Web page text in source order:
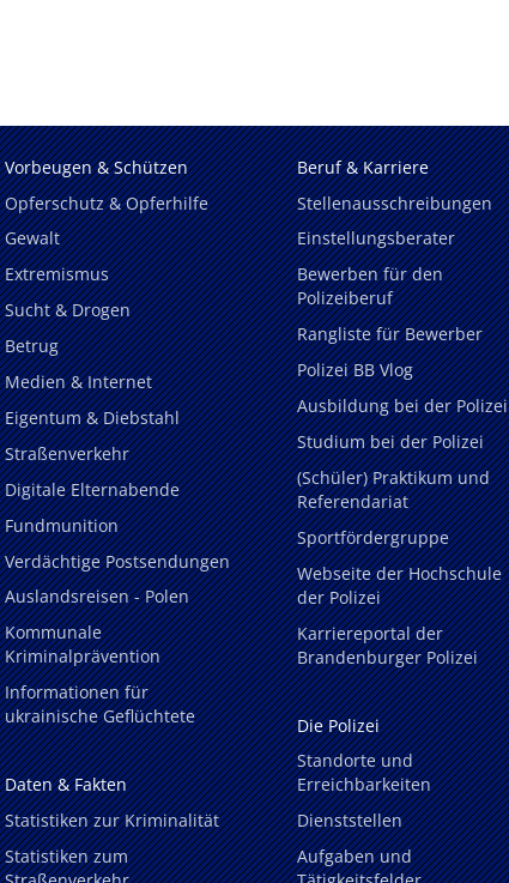
Vorbeugen & Schützen
Opferschutz & Opferhilfe
Gewalt
Extremismus
Sucht & Drogen
Betrug
Medien & Internet
Eigentum & Diebstahl
Straßenverkehr
Digitale Elternabende
Fundmunition
Verdächtige Postsendungen
Auslandsreisen - Polen
Kommunale
Kriminalprävention
Informationen für
ukrainische Geflüchtete
Daten & Fakten
Statistiken zur Kriminalität
Statistiken zum
Beruf & Karriere
Stellenausschreibungen
Einstellungsberater
Bewerben für den
Polizeiberuf
Rangliste für Bewerber
Polizei BB Vlog
Ausbildung bei der Polizei
Studium bei der Polizei
(Schüler) Praktikum und
Referendariat
Sportfördergruppe
Webseite der Hochschule
der Polizei
Karriereportal der
Brandenburger Polizei
Die Polizei
Standorte und
Erreichbarkeiten
Dienststellen
Aufgaben und